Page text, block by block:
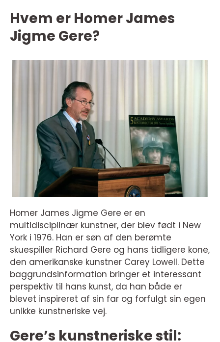
Hvem er Homer James
Jigme Gere?
Homer James Jigme Gere er en
multidisciplinær kunstner, der blev født i New
York i 1976. Han er søn af den berømte
skuespiller Richard Gere og hans tidligere kone,
den amerikanske kunstner Carey Lowell. Dette
baggrundsinformation bringer et interessant
perspektiv til hans kunst, da han både er
blevet inspireret af sin far og forfulgt sin egen
unikke kunstneriske vej.
Gere’s kunstneriske stil: